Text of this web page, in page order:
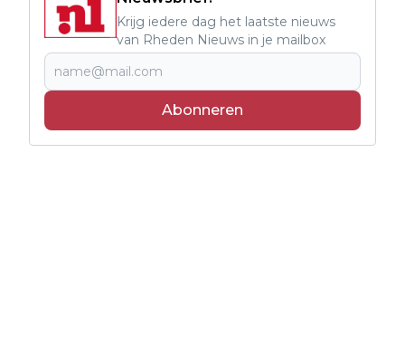
Krijg iedere dag het laatste nieuws
van Rheden Nieuws in je mailbox
Abonneren